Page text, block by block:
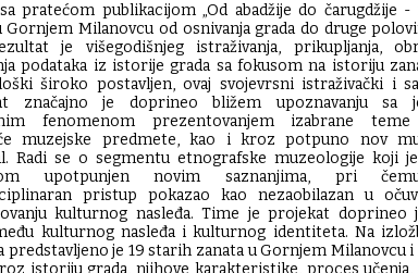
pratećom publikacijom „Od abadžije do čarugdžije -
Gornjem Milanovcu od osnivanja grada do druge
je višegodišnjeg istraživanja, prikupljanja,
podataka iz istorije grada sa fokusom na istoriju
široko postavljen, ovaj svojevrsni istraživački i
značajno je doprineo bližem upoznavanju sa
fenomenom prezentovanjem izabrane
muzejske predmete, kao i kroz potpuno nov
Radi se o segmentu etnografske muzeologije koji
upotpunjen novim saznanjima, pri
pristup pokazao kao nezaobilazan u
kulturnog nasleđa. Time je projekat doprineo
kulturnog nasleđa i kulturnog identiteta. Na
predstavljeno je 19 starih zanata u Gornjem Milanovcu
istoriju grada, njihove karakteristike, proces učenja,